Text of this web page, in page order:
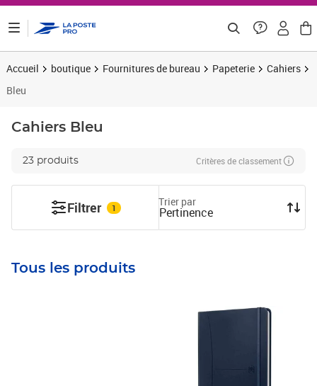
Accueil boutique Fournitures de bureau Papeterie
Cahiers
Bleu
Cahiers Bleu
23 produits Critères de classement
Filtrer 1 Trier par
Pertinence
Tous les produits
Prix 23,46€ HT